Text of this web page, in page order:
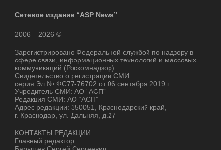
Сетевое издание “ASP News”
2006 – 2026 ©
Зарегистрировано Федеральной службой по надзору в
сфере связи, информационных технологий и массовых
коммуникаций (Роскомнадзор)
Свидетельство о регистрации СМИ:
серия Эл № ФС77-76702 от 06 сентября 2019 г.
Учредитель СМИ: АО “АСП”
Редакция СМИ: АО “АСП”
Адрес редакции: 350051, Краснодарский край,
г. Краснодар, ул. Дальняя, д.27
КОНТАКТЫ РЕДАКЦИИ:
Главный редактор:
Барышев Сергей Сергеевич